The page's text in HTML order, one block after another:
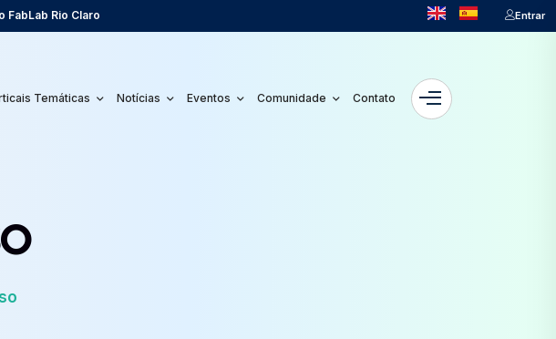
FabLab Rio Claro Entrar
Temáticas Notícias Eventos Comunidade Contato